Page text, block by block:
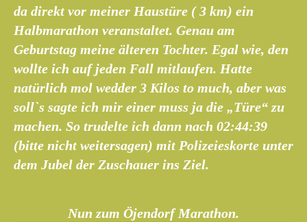
da direkt vor meiner Haustüre ( 3 km) ein
Halbmarathon veranstaltet. Genau am
Geburtstag meine älteren Tochter. Egal wie, den
wollte ich auf jeden Fall mitlaufen. Hatte
natürlich mol wedder 3 Kilos to much, aber was
soll`s sagte ich mir einer muss ja die „Türe“ zu
machen. So trudelte ich dann nach 02:44:39
(bitte nicht weitersagen) mit Polizeieskorte unter
dem Jubel der Zuschauer ins Ziel.
Nun zum Öjendorf Marathon.